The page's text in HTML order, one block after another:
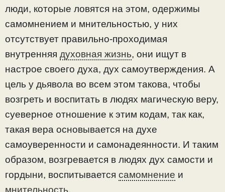
люди, которые ловятся на этом, одержимы
самомнением и мнительностью, у них
отсутствует правильно-проходимая
внутренняя духовная жизнь, они ищут в
настрое своего духа, дух самоутверждения. А
цель у дьявола во всем этом такова, чтобы
возгреть и воспитать в людях магическую веру,
суеверное отношение к этим кодам, так как,
такая вера основывается на духе
самоуверенности и самонадеянности. И таким
образом, возгревается в людях дух самости и
гордыни, воспитывается самомнение и
мнительность.